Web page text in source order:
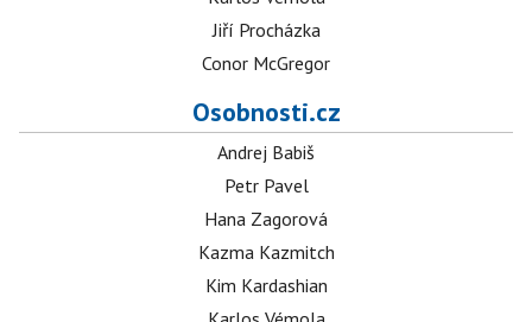
Jiří Procházka
Conor McGregor
Osobnosti.cz
Andrej Babiš
Petr Pavel
Hana Zagorová
Kazma Kazmitch
Kim Kardashian